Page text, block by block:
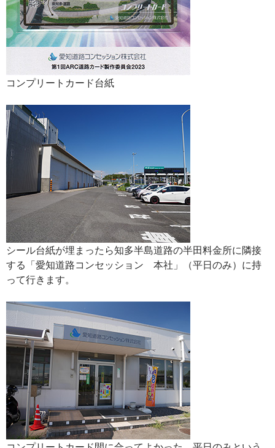
コンプリートカード台紙
シール台紙が埋まったら知多半島道路の半田料金所に隣接
する「愛知道路コンセッション 本社」（平日のみ）に持
って行きます。